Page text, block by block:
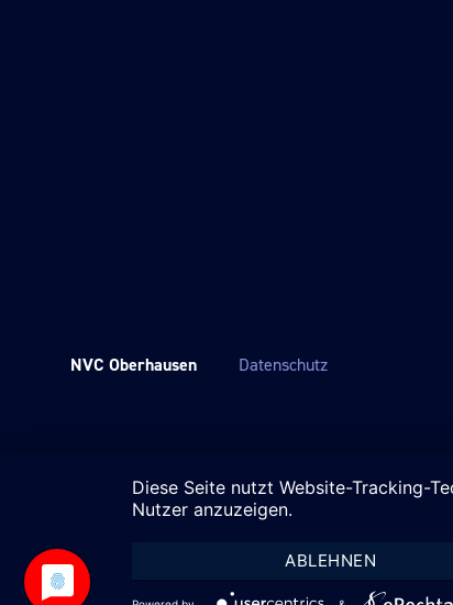
NVC Oberhausen Datenschutz
Diese Seite nutzt Website-Tracking-
Nutzer anzuzeigen.
ABLEHNEN